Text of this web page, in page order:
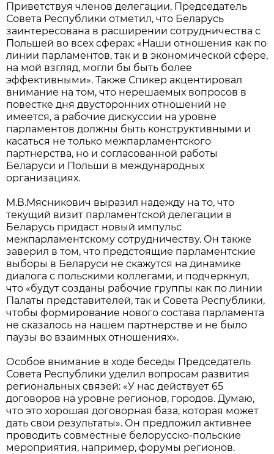
Приветствуя членов делегации, Председатель
Совета Республики отметил, что Беларусь
заинтересована в расширении сотрудничества с
Польшей во всех сферах: «Наши отношения как по
линии парламентов, так и в экономической сфере,
на мой взгляд, могли бы быть более
эффективными». Также Спикер акцентировал
внимание на том, что нерешаемых вопросов в
повестке дня двусторонних отношений не
имеется, а рабочие дискуссии на уровне
парламентов должны быть конструктивными и
касаться не только межпарламентского
партнерства, но и согласованной работы
Беларуси и Польши в международных
организациях.
М.В.Мясникович выразил надежду на то, что
текущий визит парламентской делегации в
Беларусь придаст новый импульс
межпарламентскому сотрудничеству. Он также
заверил в том, что предстоящие парламентские
выборы в Беларуси не скажутся на динамике
диалога с польскими коллегами, и подчеркнул,
что «будут созданы рабочие группы как по линии
Палаты представителей, так и Совета Республики,
чтобы формирование нового состава парламента
не сказалось на нашем партнерстве и не было
паузы во взаимных отношениях».
Особое внимание в ходе беседы Председатель
Совета Республики уделил вопросам развития
региональных связей: «У нас действует 65
договоров на уровне регионов, городов. Думаю,
что это хорошая договорная база, которая может
дать свои результаты». Он предложил активнее
проводить совместные белорусско-польские
мероприятия, например, форумы регионов.